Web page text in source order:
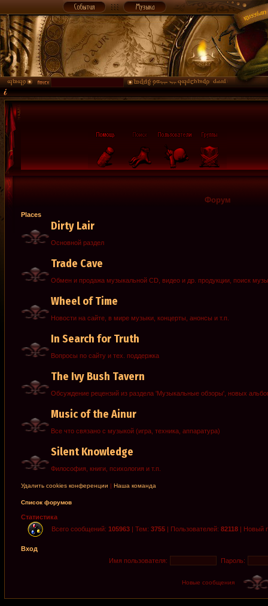
Форум
Places
Dirty Lair
Основной раздел
Trade Cave
Обмен и продажа музыкальной CD, видео и др. продукции, поиск
Wheel of Time
Новости на сайте, в мире музыки, концерты, анонсы и т.п.
In Search for Truth
Вопросы по сайту и тех. поддержка
The Ivy Bush Tavern
Обсуждение рецензий из раздела 'Музыкальные обзоры', новых
Music of the Ainur
Все что связано с музыкой (игра, техника, аппаратура)
Silent Knowledge
Философия, книги, психология и т.п.
Удалить cookies конференции | Наша команда
Список форумов
Статистика
Всего сообщений: 105963 | Тем: 3755 | Пользователей: 82118 | Новый
Вход
Имя пользователя:
Пароль:
Новые сообщения